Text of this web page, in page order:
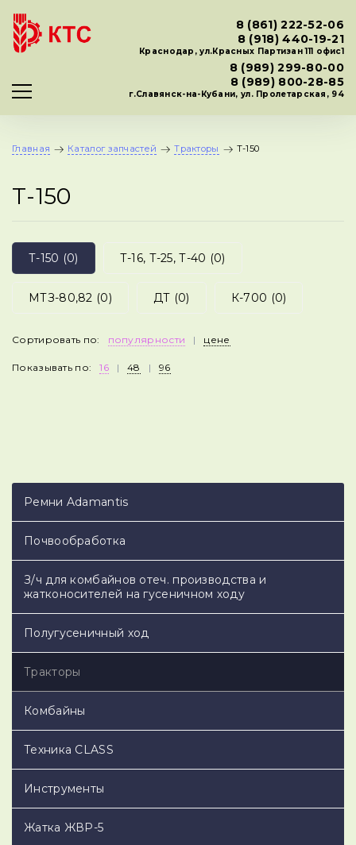
8 (861) 222-52-06
8 (918) 440-19-21
Краснодар, ул.Красных Партизан 111 офис1
8 (989) 299-80-00
8 (989) 800-28-85
г.Славянск-на-Кубани, ул. Пролетарская, 94
Ремни Adamantis
Почвообработка
З/ч для комбайнов отеч. производства и
жатконосителей на гусеничном ходу
Полугусеничный ход
Тракторы
Комбайны
Техника CLASS
Инструменты
Жатка ЖВР-5
Главная Каталог запчастей Тракторы Т-150
Т-150
Т-150 (0) Т-16, Т-25, Т-40 (0)
МТЗ-80,82 (0) ДТ (0) К-700 (0)
Сортировать по: популярности | цене
Показывать по: 16 | 48 | 96